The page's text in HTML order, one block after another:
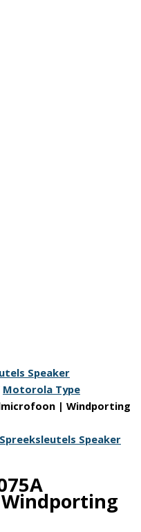
Speaker
Motorola Type
| Windporting
Spreeksleutels Speaker